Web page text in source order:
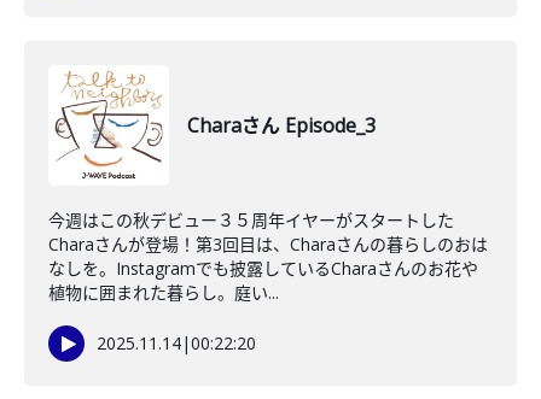
Charaさん Episode_3
今週はこの秋デビュー３５周年イヤーがスタートした
Charaさんが登場！第3回目は、Charaさんの暮らしのおは
なしを。Instagramでも披露しているCharaさんのお花や
植物に囲まれた暮らし。庭い...
2025.11.14|00:22:20